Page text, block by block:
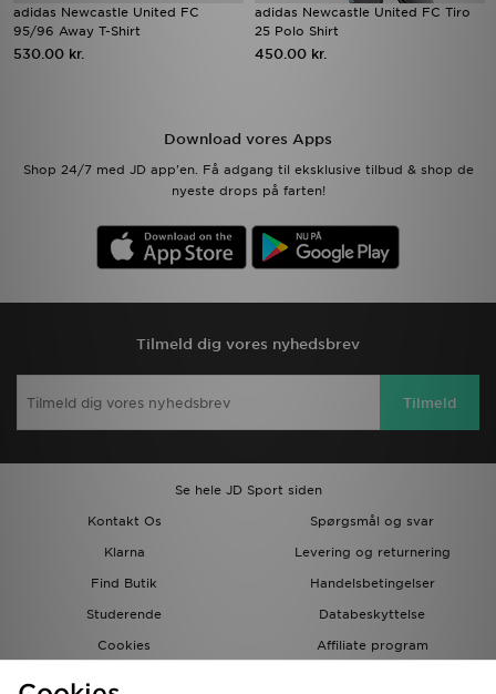
adidas Newcastle United FC
95/96 Away T-Shirt
530.00 kr.
adidas Newcastle United FC Tiro
25 Polo Shirt
450.00 kr.
Download vores Apps
Shop 24/7 med JD app'en. Få adgang til eksklusive tilbud & shop de
nyeste drops på farten!
Tilmeld dig vores nyhedsbrev
Tilmeld
Se hele JD Sport siden
Kontakt Os
Spørgsmål og svar
Klarna
Levering og returnering
Find Butik
Handelsbetingelser
Studerende
Databeskyttelse
Cookies
Affiliate program